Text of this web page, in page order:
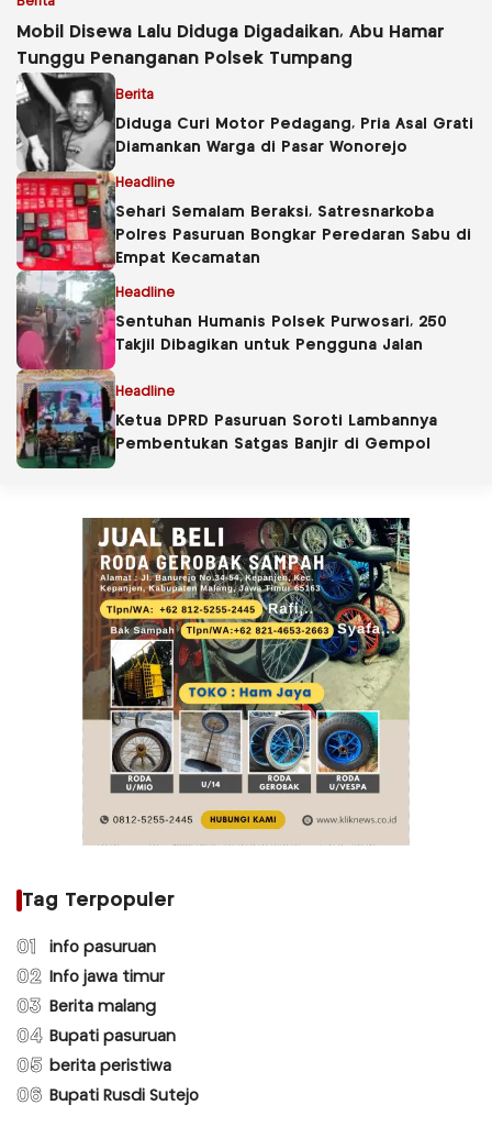
Mobil Disewa Lalu Diduga Digadaikan, Abu Hamar
Tunggu Penanganan Polsek Tumpang
Berita
Diduga Curi Motor Pedagang, Pria Asal Grati
Diamankan Warga di Pasar Wonorejo
Headline
Sehari Semalam Beraksi, Satresnarkoba
Polres Pasuruan Bongkar Peredaran Sabu di
Empat Kecamatan
Headline
Sentuhan Humanis Polsek Purwosari, 250
Takjil Dibagikan untuk Pengguna Jalan
Headline
Ketua DPRD Pasuruan Soroti Lambannya
Pembentukan Satgas Banjir di Gempol
Tag Terpopuler
01 info pasuruan
02 Info jawa timur
03 Berita malang
04 Bupati pasuruan
05 berita peristiwa
06 Bupati Rusdi Sutejo